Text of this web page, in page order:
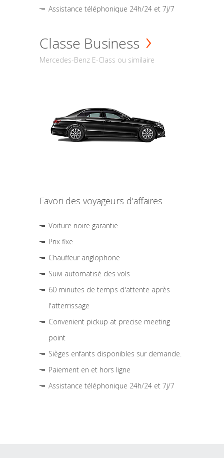
Assistance téléphonique 24h/24 et 7j/7
Classe Business
Mercedes-Benz E-Class ou similaire
Favori des voyageurs d'affaires
Voiture noire garantie
Prix fixe
Chauffeur anglophone
Suivi automatisé des vols
60 minutes de temps d'attente après
l'atterrissage
Convenient pickup at precise meeting
point
Sièges enfants disponibles sur demande.
Paiement en et hors ligne
Assistance téléphonique 24h/24 et 7j/7